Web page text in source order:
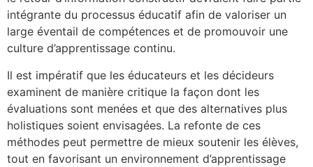
intégrante du processus éducatif afin de valoriser un
large éventail de compétences et de promouvoir une
culture d’apprentissage continu.
Il est impératif que les éducateurs et les décideurs
examinent de manière critique la façon dont les
évaluations sont menées et que des alternatives plus
holistiques soient envisagées. La refonte de ces
méthodes peut permettre de mieux soutenir les élèves,
tout en favorisant un environnement d’apprentissage